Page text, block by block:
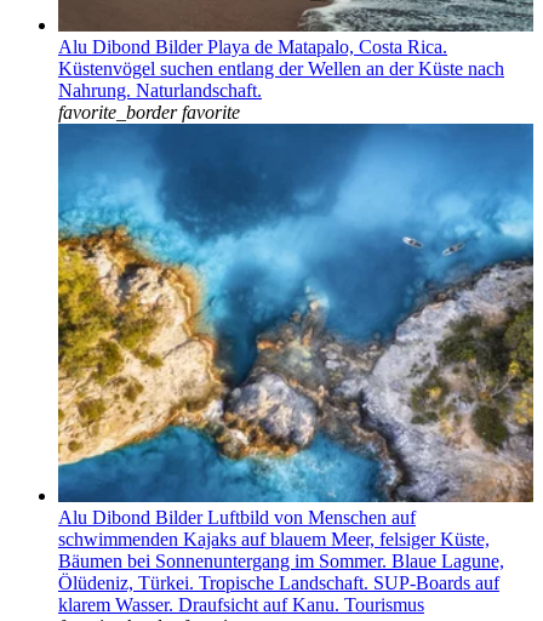
Alu Dibond Bilder Playa de Matapalo, Costa Rica.
Küstenvögel suchen entlang der Wellen an der Küste nach
Nahrung. Naturlandschaft.
favorite_border favorite
Alu Dibond Bilder Luftbild von Menschen auf
schwimmenden Kajaks auf blauem Meer, felsiger Küste,
Bäumen bei Sonnenuntergang im Sommer. Blaue Lagune,
Ölüdeniz, Türkei. Tropische Landschaft. SUP-Boards auf
klarem Wasser. Draufsicht auf Kanu. Tourismus